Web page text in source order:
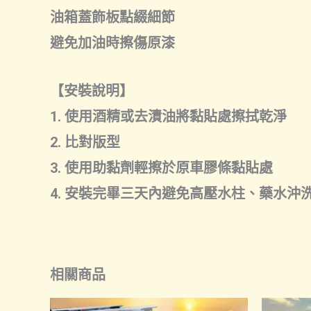
油箱蓋飾板點綴細節
避免加油時擦傷原漆
【安裝說明】
1. 使用酒精或去漬油將黏貼處擦拭乾淨
2. 比對版型
3. 使用助黏劑輕擦於原車膠條黏貼處
4. 安裝完畢三天內避免高壓水柱、藥水沖
相關商品